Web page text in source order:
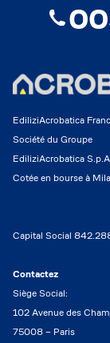
EdiliziAcrobatica
Société du Groupe
EdiliziAcrobatica S.p.A.
Cotée en bourse à
Capital Social
Contactez
Siège Social:
102 Avenue des
75008 – Paris